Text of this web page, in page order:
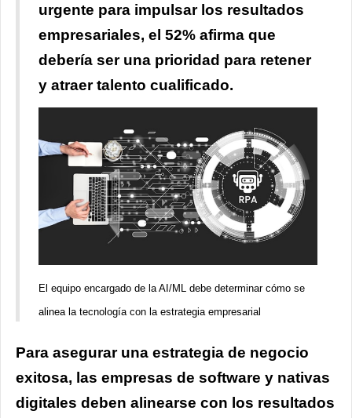
urgente para impulsar los resultados
empresariales, el 52% afirma que
debería ser una prioridad para retener
y atraer talento cualificado.
El equipo encargado de la AI/ML debe determinar cómo se
alinea la tecnología con la estrategia empresarial
Para asegurar una estrategia de negocio
exitosa, las empresas de software y nativas
digitales deben alinearse con los resultados